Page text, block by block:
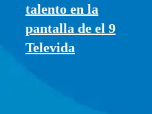
talento en la
pantalla de el 9
Televida